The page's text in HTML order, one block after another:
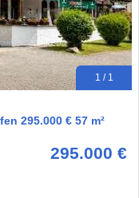
1 / 1
295.000 € 57 m²
295.000 €